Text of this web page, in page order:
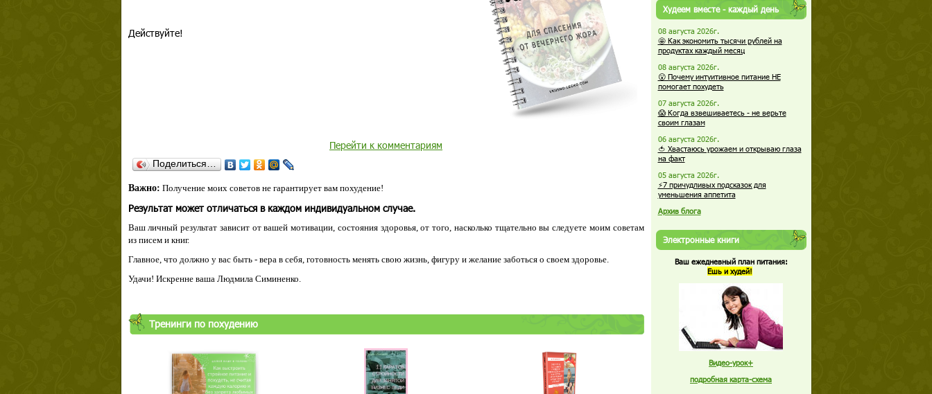
Действуйте!
Перейти к комментариям
Поделиться…
Важно: Получение моих советов не гарантирует вам похудение!
Результат может отличаться в каждом индивидуальном случае.
Ваш личный результат зависит от вашей мотивации, состояния здоровья, от того, насколько тщательно вы следуете моим советам
из писем и книг.
Главное, что должно у вас быть - вера в себя, готовность менять свою жизнь, фигуру и желание заботься о своем здоровье.
Удачи! Искренне ваша Людмила Симиненко.
Тренинги по похудению
Худеем вместе - каждый день
08 августа 2026г.
🤩 Как экономить тысячи рублей на
продуктах каждый месяц
08 августа 2026г.
😮 Почему интуитивное питание НЕ
помогает похудеть
07 августа 2026г.
😱 Когда взвешиваетесь - не верьте
своим глазам
06 августа 2026г.
🍅 Хвастаюсь урожаем и открываю глаза
на факт
05 августа 2026г.
⚡7 причудливых подсказок для
уменьшения аппетита
Архив блога
Электронные книги
Ваш ежедневный план питания:
Ешь и худей!
Видео-урок+
подробная карта-схема